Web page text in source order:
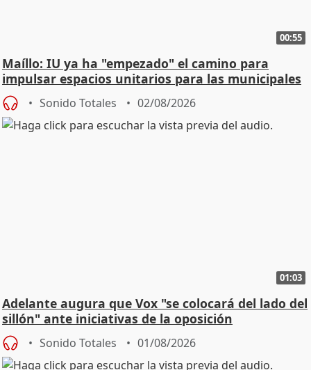
00:55
Maíllo: IU ya ha "empezado" el camino para
impulsar espacios unitarios para las municipales
Sonido Totales 02/08/2026
01:03
Adelante augura que Vox "se colocará del lado del
sillón" ante iniciativas de la oposición
Sonido Totales 01/08/2026